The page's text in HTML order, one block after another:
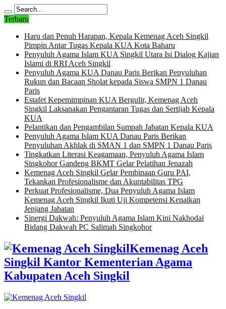
Terbaru
Haru dan Penuh Harapan, Kepala Kemenag Aceh Singkil
Pimpin Antar Tugas Kepala KUA Kota Baharu
Penyuluh Agama Islam KUA Singkil Utara Isi Dialog Kajian
Islami di RRI Aceh Singkil
Penyuluh Agama KUA Danau Paris Berikan Penyuluhan
Rukun dan Bacaan Sholat kepada Siswa SMPN 1 Danau
Paris
Estafet Kepemimpinan KUA Bergulir, Kemenag Aceh
Singkil Laksanakan Pengantaran Tugas dan Sertijab Kepala
KUA
Pelantikan dan Pengambilan Sumpah Jabatan Kepala KUA
Penyuluh Agama Islam KUA Danau Paris Berikan
Penyuluhan Akhlak di SMAN 1 dan SMPN 1 Danau Paris
Tingkatkan Literasi Keagamaan, Penyuluh Agama Islam
Singkohor Gandeng BKMT Gelar Pelatihan Jenazah
Kemenag Aceh Singkil Gelar Pembinaan Guru PAI,
Tekankan Profesionalisme dan Akuntabilitas TPG
Perkuat Profesionalisme, Dua Penyuluh Agama Islam
Kemenag Aceh Singkil Ikuti Uji Kompetensi Kenaikan
Jenjang Jabatan
Sinergi Dakwah: Penyuluh Agama Islam Kini Nakhodai
Bidang Dakwah PC Salimah Singkohor
Kemenag Aceh
Singkil Kantor Kementerian Agama
Kabupaten Aceh Singkil